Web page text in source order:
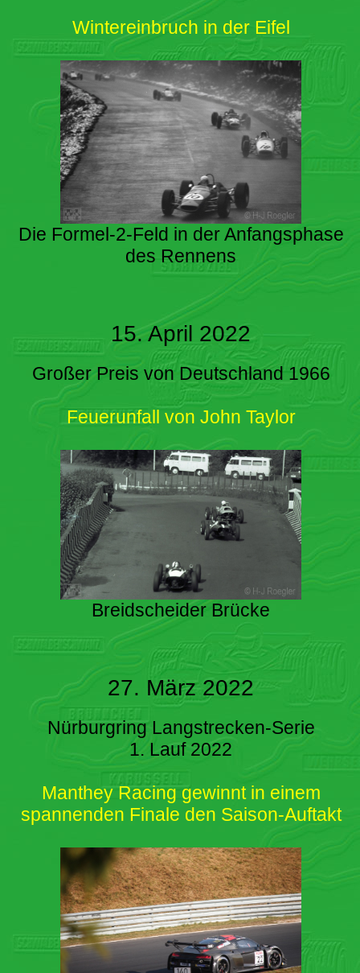
Wintereinbruch in der Eifel
Die Formel-2-Feld in der Anfangsphase
des Rennens
15. April 2022
Großer Preis von Deutschland 1966
Feuerunfall von John Taylor
Breidscheider Brücke
27. März 2022
Nürburgring Langstrecken-Serie
1. Lauf 2022
Manthey Racing gewinnt in einem
spannenden Finale den Saison-Auftakt